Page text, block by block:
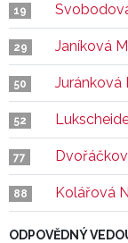
19
29 Janíková
50 Juránková
52
77
88 Kolářová
ODPOVĚDNÝ